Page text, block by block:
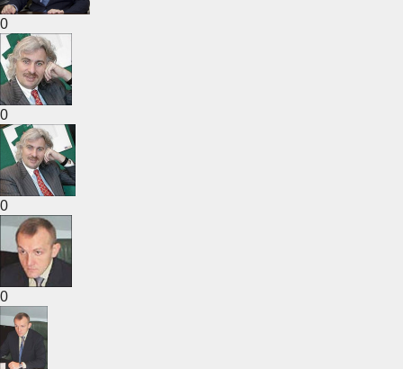
0
0
0
0